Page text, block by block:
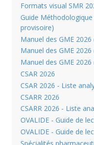
Formats visual SMR
Guide
provisoire)
Manuel des GME
Manuel des GME
Manuel des GME
CSAR 2026
CSAR 2026 - Liste
CSARR 2026
CSARR 2026 - Liste
OVALIDE - Guide de
OVALIDE - Guide de
Spécialités